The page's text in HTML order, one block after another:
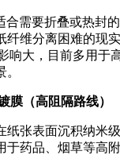
合需要折叠或热封
纤维分离困难的现
响大，目前多用于
膜（高阻隔路线）
纸张表面沉积纳米
于药品、烟草等高